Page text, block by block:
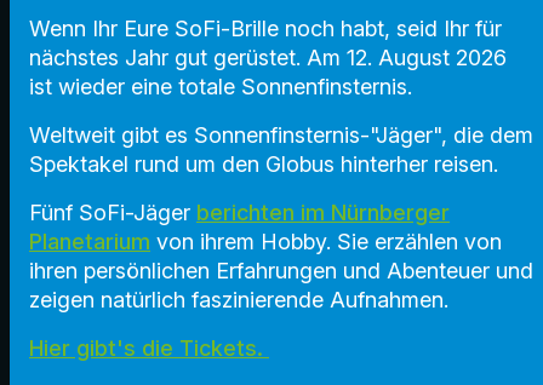
Wenn Ihr Eure SoFi-Brille noch habt, seid Ihr für
nächstes Jahr gut gerüstet. Am 12. August 2026
ist wieder eine totale Sonnenfinsternis.
Weltweit gibt es Sonnenfinsternis-"Jäger", die dem
Spektakel rund um den Globus hinterher reisen.
Fünf SoFi-Jäger berichten im Nürnberger
Planetarium von ihrem Hobby. Sie erzählen von
ihren persönlichen Erfahrungen und Abenteuer und
zeigen natürlich faszinierende Aufnahmen.
Hier gibt's die Tickets.